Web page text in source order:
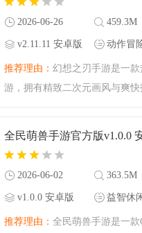
2026-06-26 459.3M
v2.11.11 安卓版 动作冒
推荐理由： 幻想之刃手游是一
游，拥有精致二次元画风与爽
能连招、装备养成与时装搭配
全民萌兽手游官方版v1.0.0
2026-06-02 363.5M
v1.0.0 安卓版 益智休
推荐理由： 全民萌兽手游是一